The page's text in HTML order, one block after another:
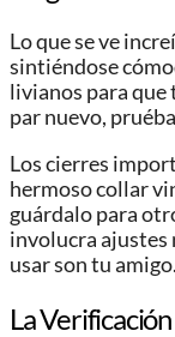
Lo que se ve
sintiéndose
livianos para que
par nuevo,
Los cierres
hermoso collar
guárdalo para
involucra ajustes
usar son tu amigo.
La